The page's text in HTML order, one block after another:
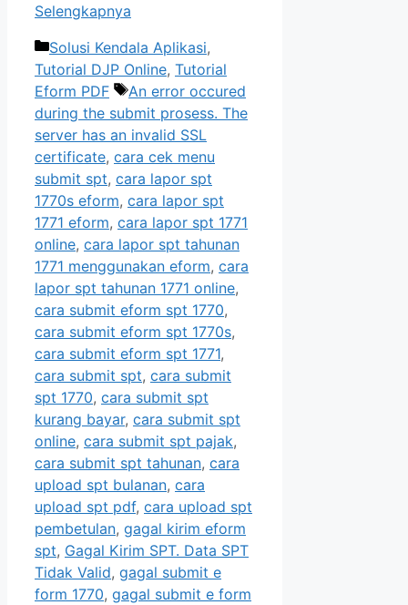
Selengkapnya
Kategori
Solusi Kendala Aplikasi,
Tutorial DJP Online, Tutorial
Eform PDF
Tag
An error occured
during the submit prosess. The
server has an invalid SSL
certificate, cara cek menu
submit spt, cara lapor spt
1770s eform, cara lapor spt
1771 eform, cara lapor spt 1771
online, cara lapor spt tahunan
1771 menggunakan eform, cara
lapor spt tahunan 1771 online,
cara submit eform spt 1770,
cara submit eform spt 1770s,
cara submit eform spt 1771,
cara submit spt, cara submit
spt 1770, cara submit spt
kurang bayar, cara submit spt
online, cara submit spt pajak,
cara submit spt tahunan, cara
upload spt bulanan, cara
upload spt pdf, cara upload spt
pembetulan, gagal kirim eform
spt, Gagal Kirim SPT. Data SPT
Tidak Valid, gagal submit e
form 1770, gagal submit e form